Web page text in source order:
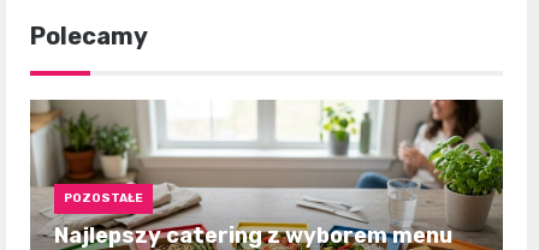
Polecamy
POZOSTAŁE
Najlepszy catering z wyborem menu